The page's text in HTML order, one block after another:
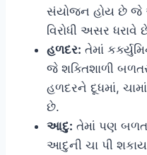
સંયોજન હોય છે જે
વિરોધી અસર ધરાવે
હળદર: તેમાં
જે શક્તિશાળી
હળદરને દૂધમાં,
છે.
આદુ: તેમાં પણ
આદુની ચા પી